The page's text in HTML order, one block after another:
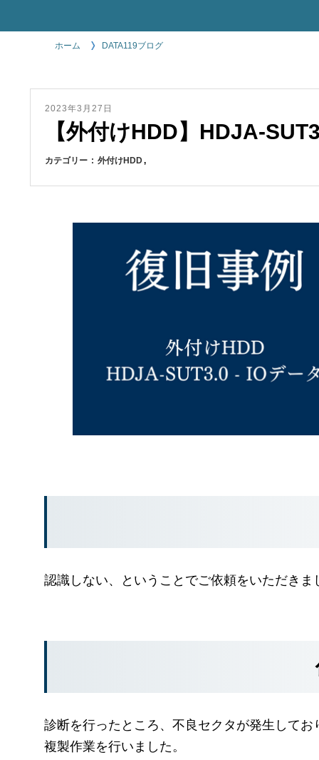
ホーム DATA119ブログ
2023年3月27日
【外付けHDD】HDJA-
カテゴリー 外付けHDD
認識しない、ということでご依頼をいただきま
診断を行ったところ、不良セクタが発生して
複製作業を行いました。